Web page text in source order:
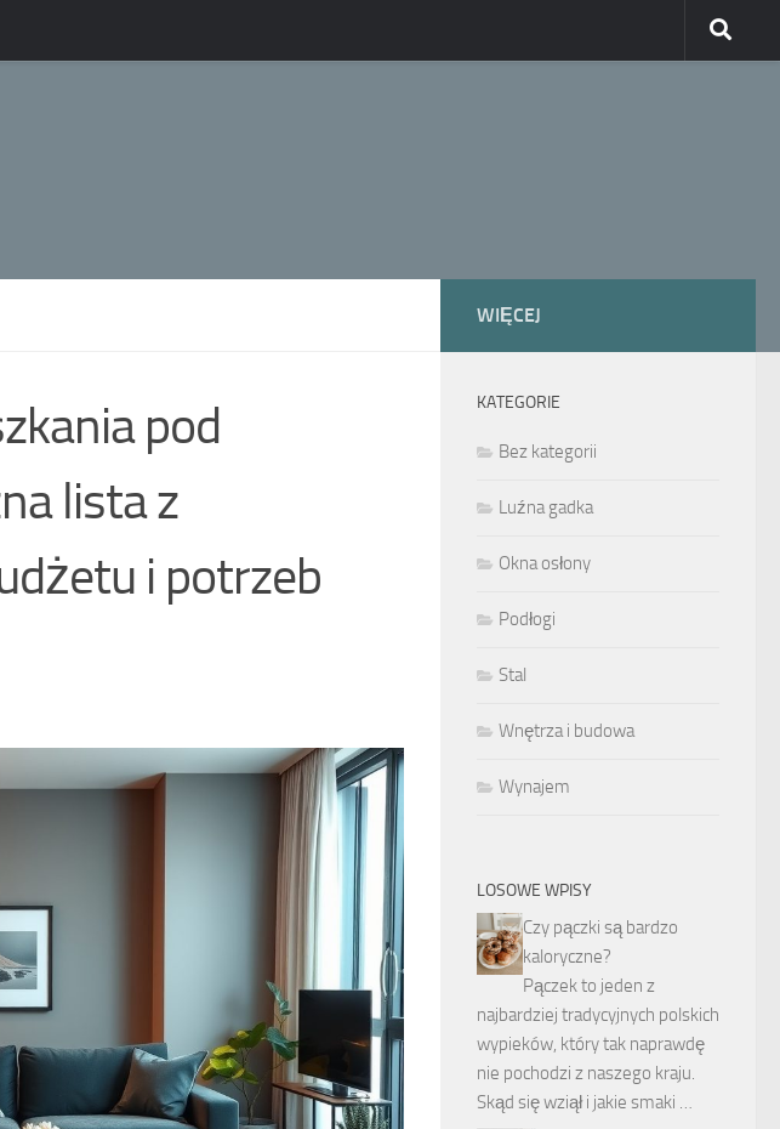
pod
lista z
i potrzeb
WIĘCEJ
KATEGORIE
Bez kategorii
Luźna gadka
Okna osłony
Podłogi
Stal
Wnętrza i budowa
Wynajem
LOSOWE WPISY
Czy pączki są bardzo
kaloryczne?
Pączek to jeden z
najbardziej tradycyjnych polskich
wypieków, który tak naprawdę
nie pochodzi z naszego kraju.
Skąd się wziął i jakie smaki …